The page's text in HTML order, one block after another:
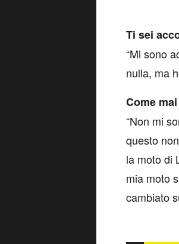
Ti sei
“Mi sono
nulla, ma
Come
“Non mi
questo
la moto di
mia moto
cambiato